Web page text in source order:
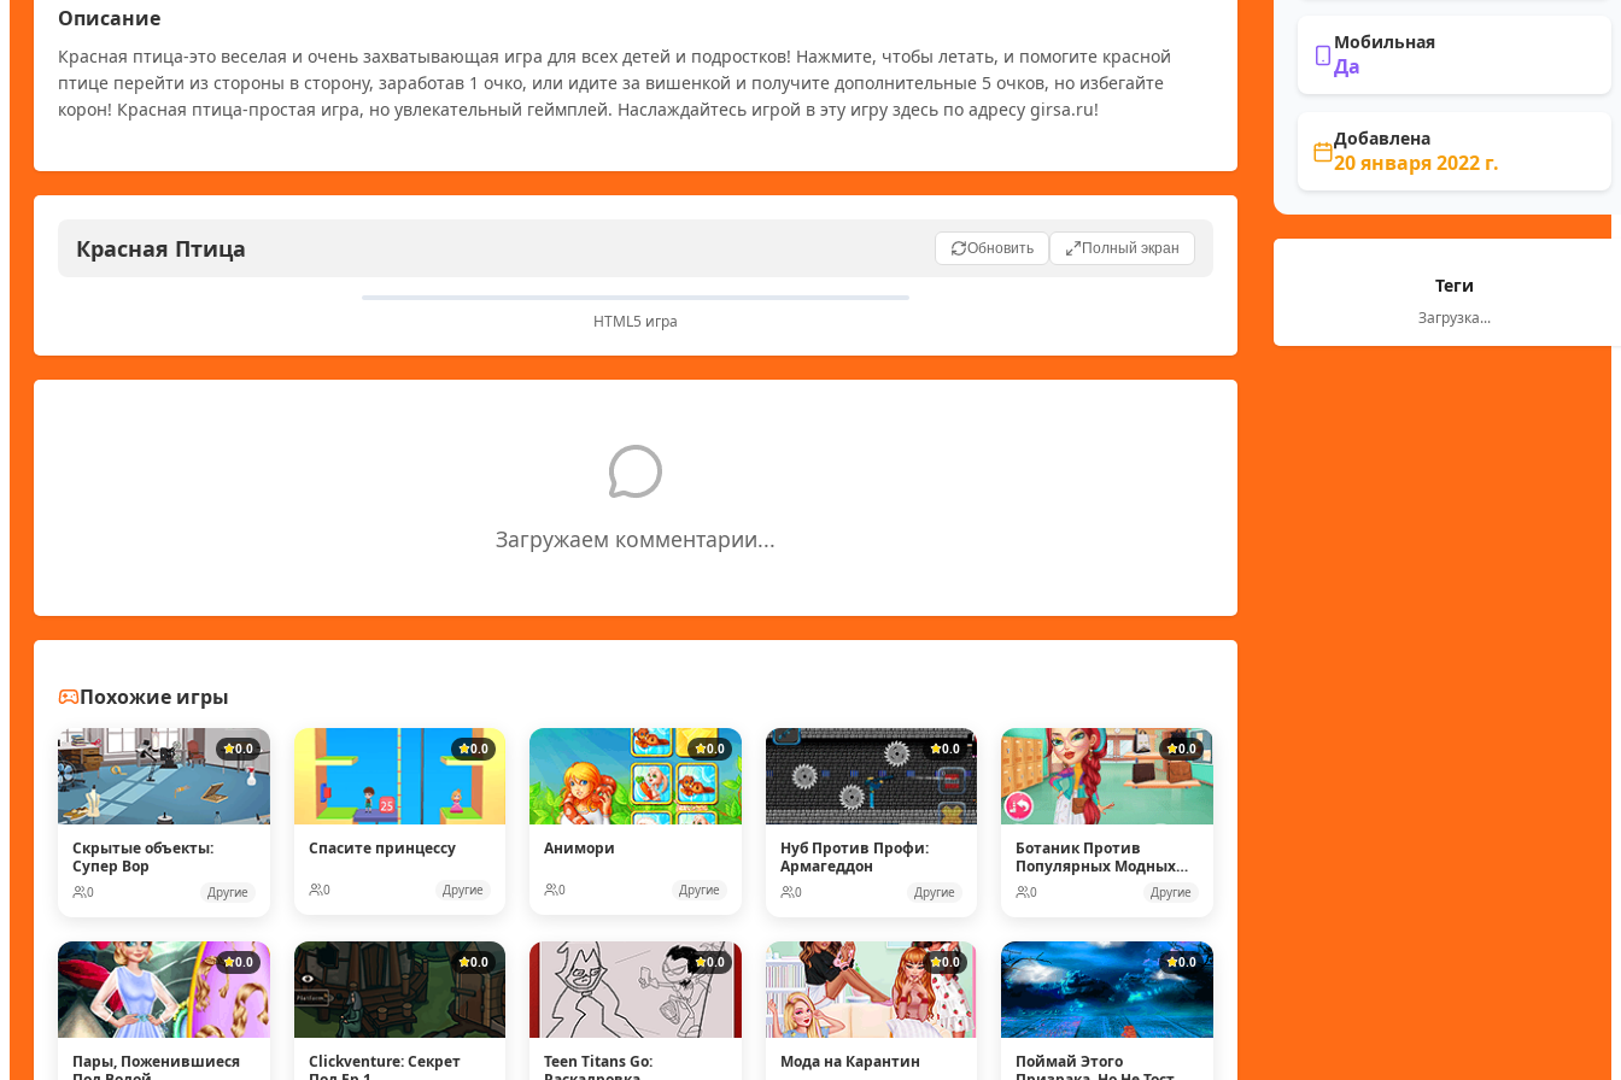
Описание
Красная птица-это веселая и очень захватывающая игра для всех детей и подростков! Нажмите, чтобы летать, и помогите красной
птице перейти из стороны в сторону, заработав 1 очко, или идите за вишенкой и получите дополнительные 5 очков, но избегайте
корон! Красная птица-простая игра, но увлекательный геймплей. Наслаждайтесь игрой в эту игру здесь по адресу girsa.ru!
Красная Птица Обновить Полный экран
HTML5 игра
Загружаем комментарии...
Похожие игры
0.0
Скрытые объекты:
Супер Вор
0 Другие
0.0
Спасите принцессу
0 Другие
0.0
Анимори
0 Другие
0.0
Нуб Против Профи:
Армагеддон
0 Другие
0.0
Ботаник Против
Популярных Модных
Кукол
0 Другие
0.0
Пары, Поженившиеся
0.0
Clickventure: Секрет
0.0
Teen Titans Go:
0.0
Мода на Карантин
0.0
Поймай Этого
Мобильная
Да
Добавлена
20 января 2022 г.
Теги
Загрузка...